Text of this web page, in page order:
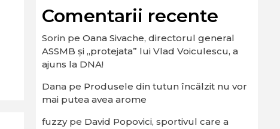
Comentarii recente
Sorin pe Oana Sivache, directorul general
ASSMB și „protejata” lui Vlad Voiculescu, a
ajuns la DNA!
Dana pe Produsele din tutun încălzit nu vor
mai putea avea arome
fuzzype David Popovici, sportivul care a